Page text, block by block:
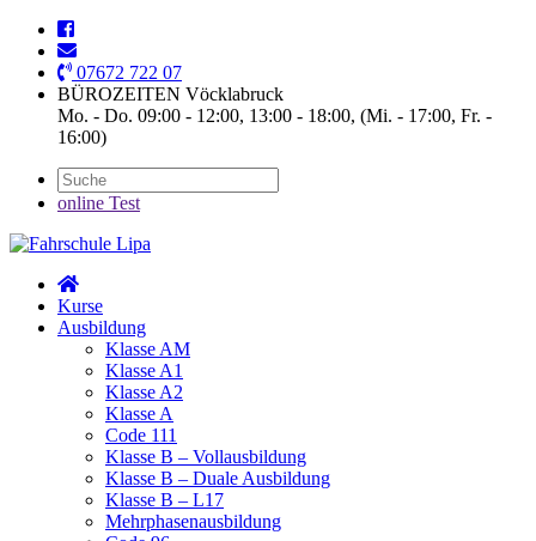
07672 722 07
BÜROZEITEN Vöcklabruck
Mo. - Do. 09:00 - 12:00, 13:00 - 18:00, (Mi. - 17:00, Fr. -
16:00)
online Test
Kurse
Ausbildung
Klasse AM
Klasse A1
Klasse A2
Klasse A
Code 111
Klasse B – Vollausbildung
Klasse B – Duale Ausbildung
Klasse B – L17
Mehrphasenausbildung